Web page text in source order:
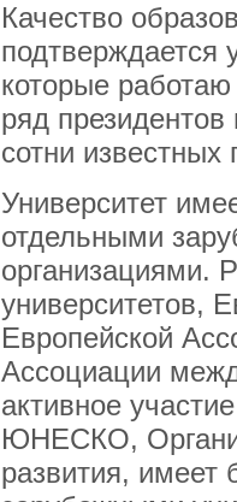
Качество
подтверждается
которые
ряд
сотни
Университет
отдельными
организациями.
университетов,
Европейской
Ассоциации
активное
ЮНЕСКО,
развития, имеет